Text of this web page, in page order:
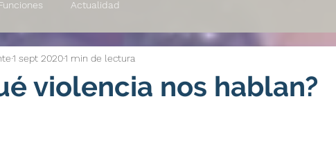
Actualidad
violencia nos hablan?
1 sept 20201 min de lectura